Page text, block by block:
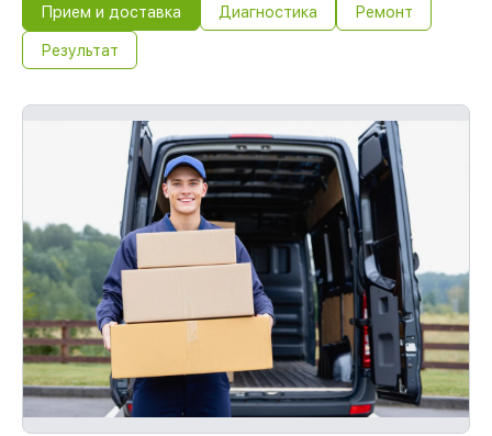
Прием и доставка Диагностика Ремонт
Результат